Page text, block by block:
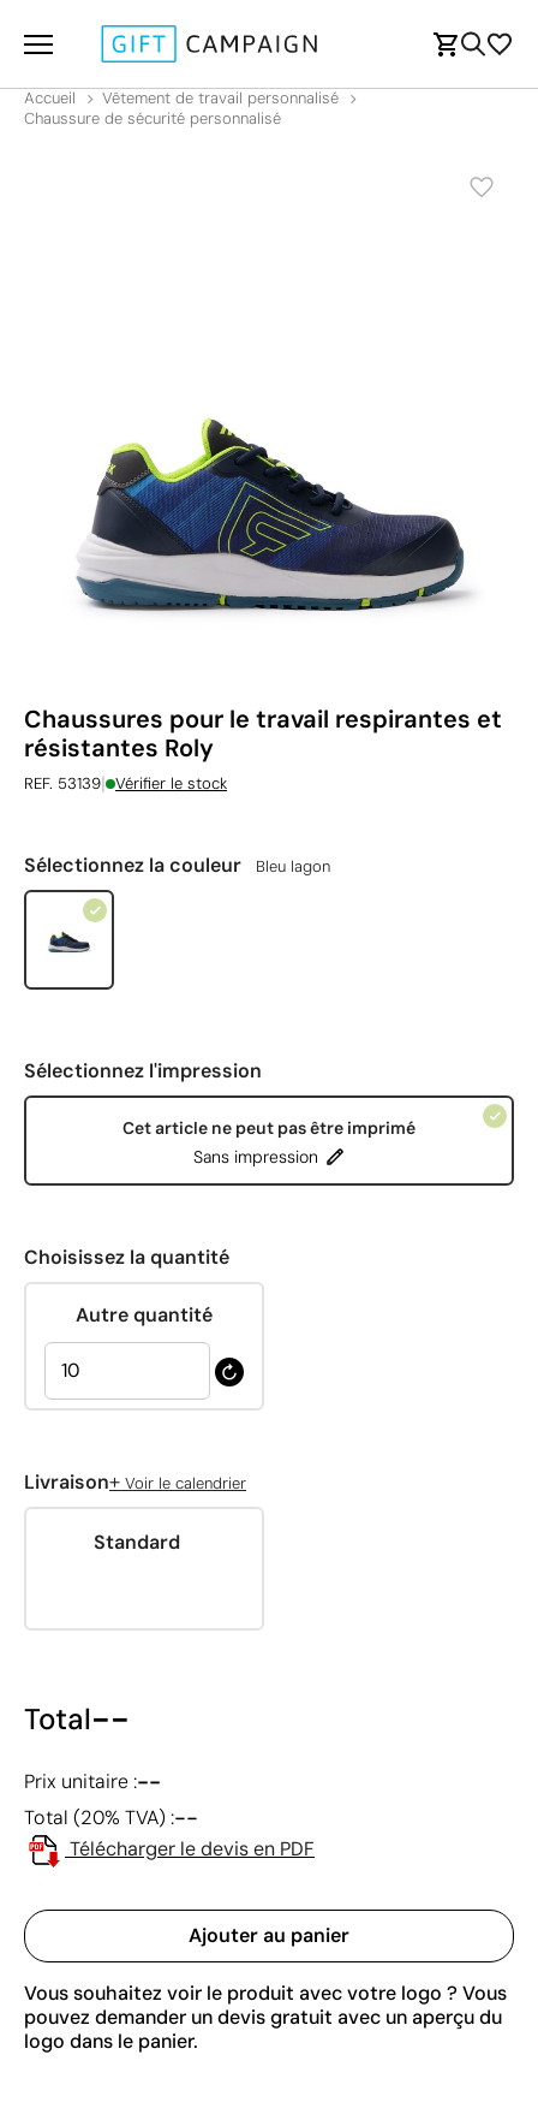
Accueil
Vêtement de travail personnalisé
Chaussure de sécurité personnalisé
Chaussures pour le travail respirantes et
résistantes Roly
REF. 53139| Vérifier le stock
Sélectionnez la couleur Bleu lagon
Sélectionnez l'impression
Cet article ne peut pas être imprimé
Sans impression
Choisissez la quantité
Autre quantité
Livraison+ Voir le calendrier
Standard
Total--
Prix unitaire :--
Total (20% TVA) :--
Télécharger le devis en PDF
Ajouter au panier
Vous souhaitez voir le produit avec votre logo ? Vous
pouvez demander un devis gratuit avec un aperçu du
logo dans le panier.